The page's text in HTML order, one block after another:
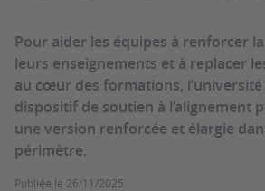
Pour aider les équipes à renforcer
leurs enseignements et à replacer
au cœur des formations,
dispositif de soutien à l’alignement
une version renforcée et élargie
périmètre.
Publiée le 26/11/2025